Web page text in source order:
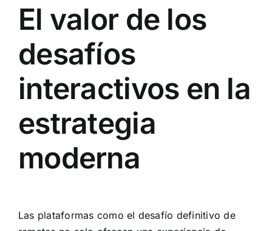
El valor de los
desafíos
interactivos en la
estrategia
moderna
Las plataformas como el desafío definitivo de